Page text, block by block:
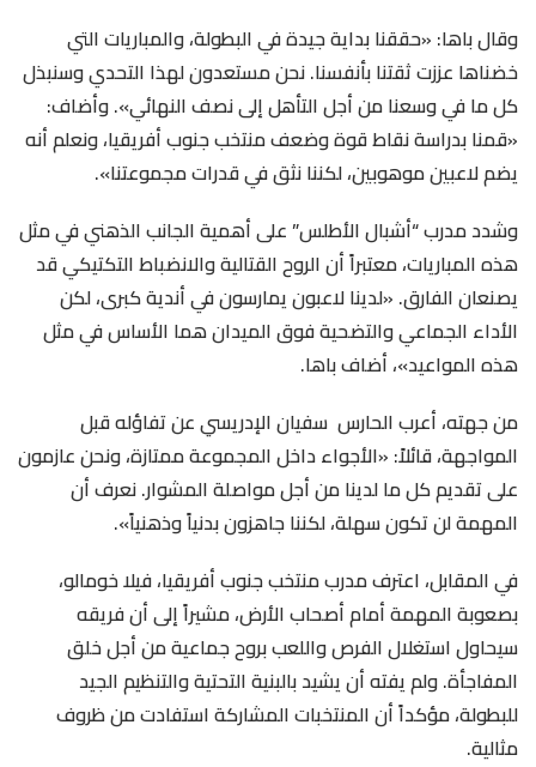
وقال باها: «حققنا بداية جيدة في البطولة، والمباريات التي
خضناها عززت ثقتنا بأنفسنا. نحن مستعدون لهذا التحدي وسنبذل
كل ما في وسعنا من أجل التأهل إلى نصف النهائي». وأضاف:
«قمنا بدراسة نقاط قوة وضعف منتخب جنوب أفريقيا، ونعلم أنه
يضم لاعبين موهوبين، لكننا نثق في قدرات مجموعتنا».
وشدد مدرب “أشبال الأطلس” على أهمية الجانب الذهني في مثل
هذه المباريات، معتبراً أن الروح القتالية والانضباط التكتيكي قد
يصنعان الفارق. «لدينا لاعبون يمارسون في أندية كبرى، لكن
الأداء الجماعي والتضحية فوق الميدان هما الأساس في مثل
هذه المواعيد»، أضاف باها.
من جهته، أعرب الحارس سفيان الإدريسي عن تفاؤله قبل
المواجهة، قائلاً: «الأجواء داخل المجموعة ممتازة، ونحن عازمون
على تقديم كل ما لدينا من أجل مواصلة المشوار. نعرف أن
المهمة لن تكون سهلة، لكننا جاهزون بدنياً وذهنياً».
في المقابل، اعترف مدرب منتخب جنوب أفريقيا، فيلا خومالو،
بصعوبة المهمة أمام أصحاب الأرض، مشيراً إلى أن فريقه
سيحاول استغلال الفرص واللعب بروح جماعية من أجل خلق
المفاجأة. ولم يفته أن يشيد بالبنية التحتية والتنظيم الجيد
للبطولة، مؤكداً أن المنتخبات المشاركة استفادت من ظروف
مثالية.